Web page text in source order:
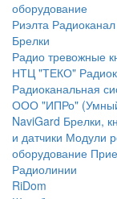
оборудование
Риэлта Радиоканал
Брелки
Радио тревожные
НТЦ "ТЕКО"
Радиоканальная
ООО "ИПРо"
NaviGard Брелки,
и датчики Модули
оборудование
Радиолинии
RiDom